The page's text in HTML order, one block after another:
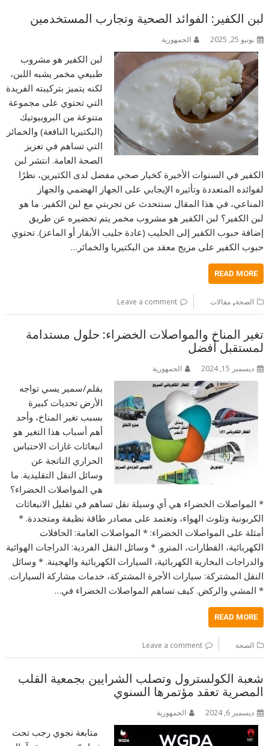
لبن الكفير: الفوائد الصحية وتجارب المستخدمين
يونيو 25, 2025 الجمهورية
لبن الكفير هو مشروب
طبيعي مخمر يشبه اللبن،
لكنه يتميز بتركيبته الفريدة
التي تحتوي على مجموعة
متنوعة من البروبيوتيك
(البكتيريا النافعة) والخمائر
التي تساهم في تعزيز
الصحة العامة. انتشر لبن
الكفير في السنوات الأخيرة كخيار صحي مفضل لدى الكثيرين، نظرًا
لفوائده المتعددة وتأثيره الإيجابي على الجهاز الهضمي والجهاز
المناعي، في هذا المقال سنتحدث عن تجربتي مع لبن الكفير. ما هو
لبن الكفير؟ لبن الكفير هو مشروب مخمر يتم تحضيره عن طريق
إضافة حبوب الكفير إلى الحليب (عادة حليب الأبقار أو الماعز). تحتوي
حبوب الكفير على مزيج معقد من البكتيريا والخمائر…
READ MORE
الصحة,مقالات Leave a comment
تغير المناخ والمواصلات الخضراء: حلول مستدامة
لمستقبل أفضل
ديسمبر 15, 2024 الجمهورية
بقلم/سمير يسي تواجه
الأرض تحديات كبيرة
بسبب تغير المناخ، وأحد
أهم أسباب هذا التغير هو
انبعاثات غازات الاحتباس
الحراري الناتجة عن
وسائل النقل التقليدية. ما
هي المواصلات الخضراء؟
* المواصلات الخضراء هي أي وسيلة نقل تساهم في تقليل الانبعاثات
الكربونية وتلوث الهواء، وتعتمد على مصادر طاقة نظيفة ومتجددة. *
أمثلة على المواصلات الخضراء: * المواصلات العامة: الحافلات
الكهربائية، القطارات، المترو. * وسائل النقل الفردية: الدراجات الهوائية
والدراجات البخارية الكهربائية، السيارات الكهربائية والهجينة. * وسائل
النقل المشتركة: سيارات الأجرة المشتركة، خدمات مشاركة السيارات.
* المشي والركض. كيف تساهم المواصلات الخضراء في…
READ MORE
الصحة Leave a comment
شعبة الكولسترول وتصلب الشرايين بجمعية القلب
المصرية تعقد مؤتمرها السنوي
ديسمبر 6, 2024 الجمهورية
متابعة نجوي رجب تحت